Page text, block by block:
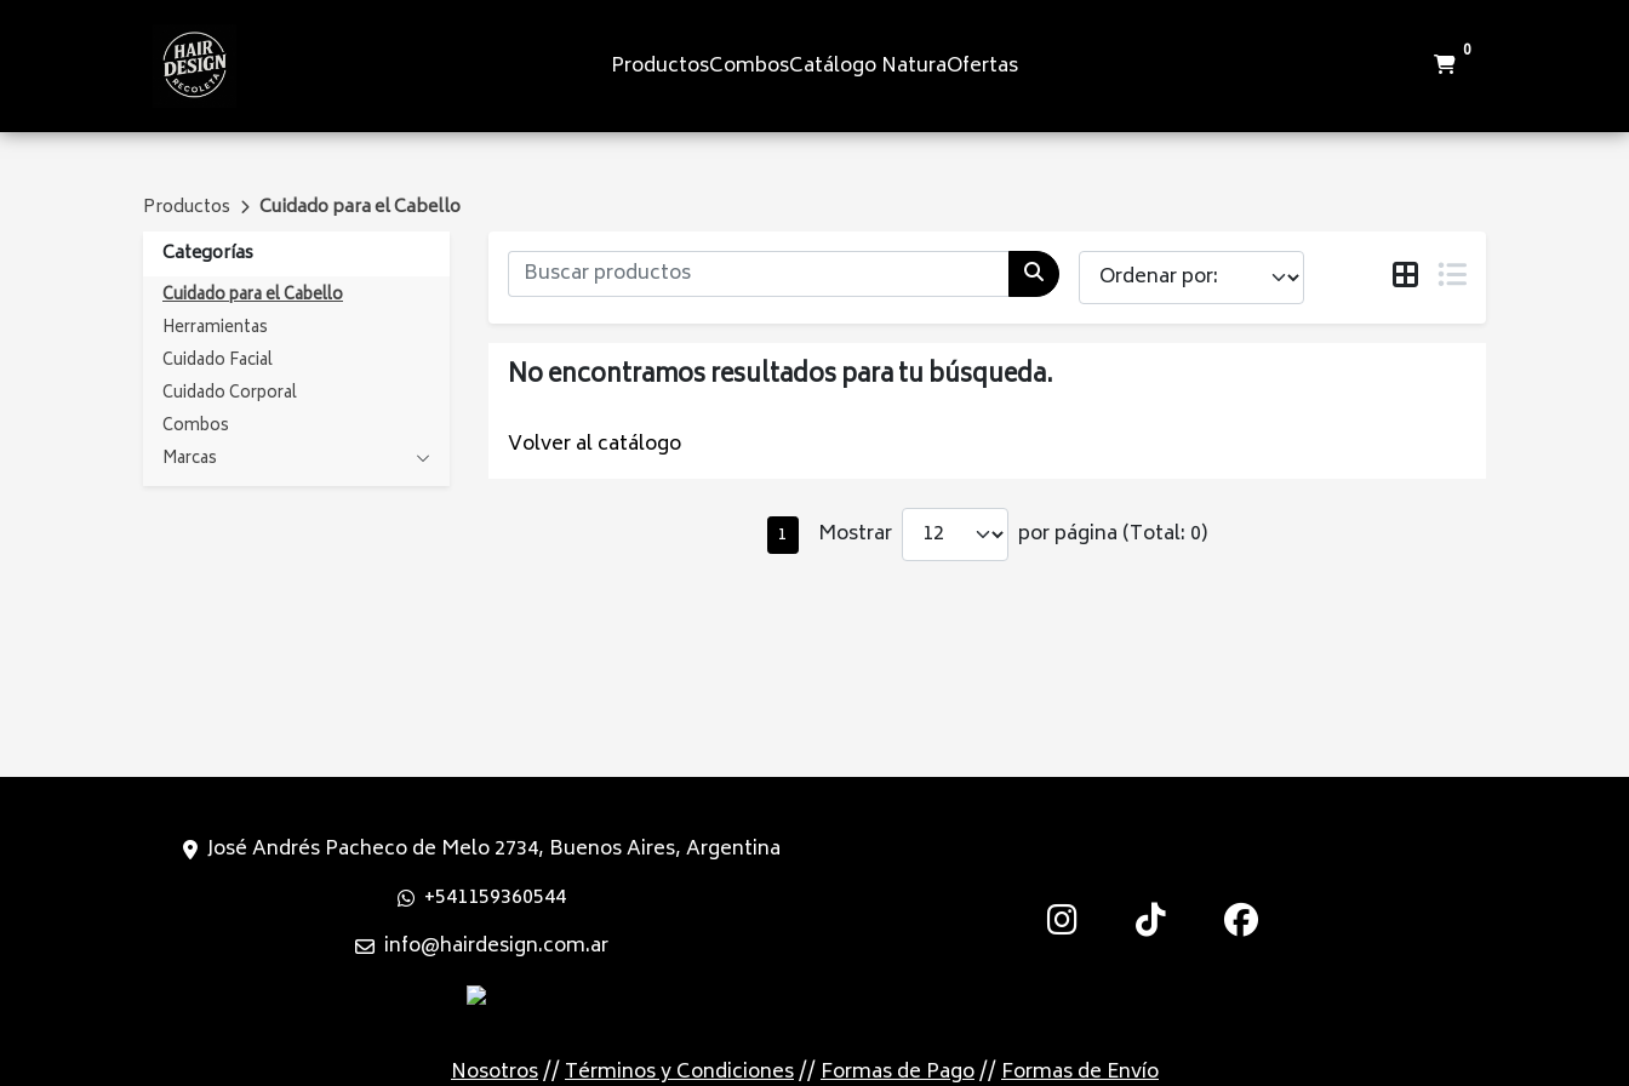
ProductosCombosCatálogo NaturaOfertas 0
Productos
Cuidado para el Cabello
Categorías
Cuidado para el Cabello
Herramientas
Cuidado Facial
Cuidado Corporal
Combos
Marcas
No encontramos resultados para tu búsqueda.
Volver al catálogo
1 Mostrar por página (Total: 0)
José Andrés Pacheco de Melo 2734, Buenos Aires, Argentina
+541159360544
info@hairdesign.com.ar
Nosotros//Términos y Condiciones//Formas de Pago//Formas de Envío